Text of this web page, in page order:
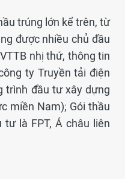
trúng lớn kể trên, từ
được nhiều chủ đầu
nhị thứ, thông tin
ty Truyền tải điện
trình đầu tư xây dựng
miền Nam); Gói thầu
là FPT, Á châu liên